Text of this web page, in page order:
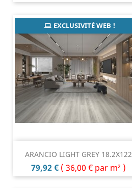
ARANCIO LIGHT GREY 18.2X122
Prix
79,92 € ( 36,00 € par m² )
EXCLUSIVITÉ WEB !